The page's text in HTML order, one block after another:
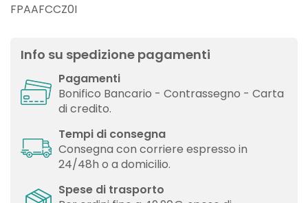
FPAAFCCZ0I
Info su spedizione pagamenti
Pagamenti
Bonifico Bancario - Contrassegno - Carta
di credito.
Tempi di consegna
Consegna con corriere espresso in
24/48h o a domicilio.
Spese di trasporto